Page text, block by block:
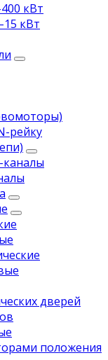
кВт
кВт
рейку
каналы
дверей
положения